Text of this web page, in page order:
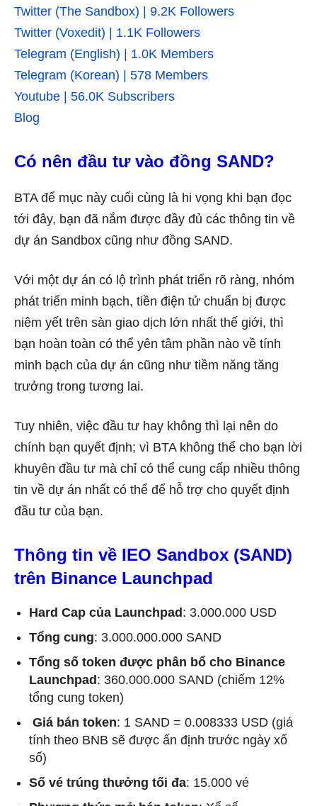
Twitter (The Sandbox) | 9.2K Followers
Twitter (Voxedit) | 1.1K Followers
Telegram (English) | 1.0K Members
Telegram (Korean) | 578 Members
Youtube | 56.0K Subscribers
Blog
Có nên đầu tư vào đồng SAND?
BTA để mục này cuối cùng là hi vọng khi bạn đọc
tới đây, bạn đã nắm được đầy đủ các thông tin về
dự án Sandbox cũng như đồng SAND.
Với một dự án có lộ trình phát triển rõ ràng, nhóm
phát triển minh bạch, tiền điện tử chuẩn bị được
niêm yết trên sàn giao dịch lớn nhất thế giới, thì
bạn hoàn toàn có thể yên tâm phần nào về tính
minh bạch của dự án cũng như tiềm năng tăng
trưởng trong tương lai.
Tuy nhiên, việc đầu tư hay không thì lại nên do
chính bạn quyết định; vì BTA không thể cho bạn lời
khuyên đầu tư mà chỉ có thể cung cấp nhiều thông
tin về dự án nhất có thể để hỗ trợ cho quyết định
đầu tư của bạn.
Thông tin về IEO Sandbox (SAND)
trên Binance Launchpad
Hard Cap của Launchpad : 3.000.000 USD
Tổng cung: 3.000.000.000 SAND
Tổng số token được phân bổ cho Binance
Launchpad : 360.000.000 SAND (chiếm 12%
tổng cung token)
Giá bán token: 1 SAND = 0.008333 USD (giá
tính theo BNB sẽ được ấn định trước ngày xổ
số)
Số vé trúng thưởng tối đa: 15.000 vé